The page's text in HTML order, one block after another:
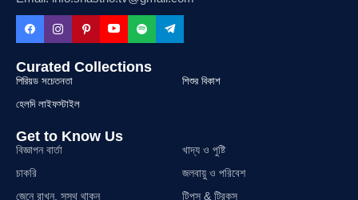
Curated Collections
পিরিয়ড সচেতনতা
শিশুর বিকাশ
হেলদি লাইফস্টাইল
Get to Know Us
বিজ্ঞাপন বার্তা
খাদ্য ও পুষ্টি
চাকরি
জলবায়ু ও পরিবেশ
জেনে রাখুন, সুস্থ থাকুন
টিপস & ট্রিকস